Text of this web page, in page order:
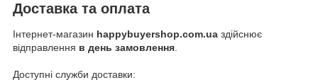
Доставка та оплата
Інтернет-магазин happybuyershop.com.ua здійснює
відправлення в день замовлення
Доступні служби доставки: